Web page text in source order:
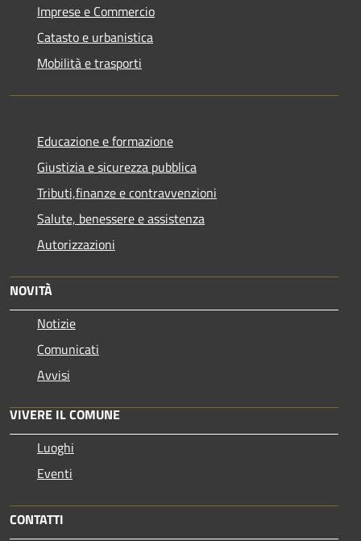
Imprese e Commercio
Catasto e urbanistica
Mobilità e trasporti
Educazione e formazione
Giustizia e sicurezza pubblica
Tributi,finanze e contravvenzioni
Salute, benessere e assistenza
Autorizzazioni
NOVITÀ
Notizie
Comunicati
Avvisi
VIVERE IL COMUNE
Luoghi
Eventi
CONTATTI